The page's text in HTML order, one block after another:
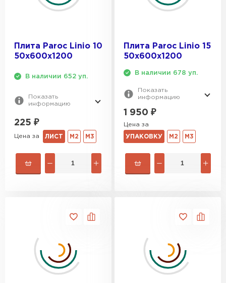
Плита Paroc Linio 10
50х600х1200
В наличии 652 уп.
Показать
информацию
225 ₽
Цена за ЛИСТ М2 М3
Плита Paroc Linio 15
50х600х1200
В наличии 678 уп.
Показать
информацию
1 950 ₽
Цена за
УПАКОВКУ М2 М3